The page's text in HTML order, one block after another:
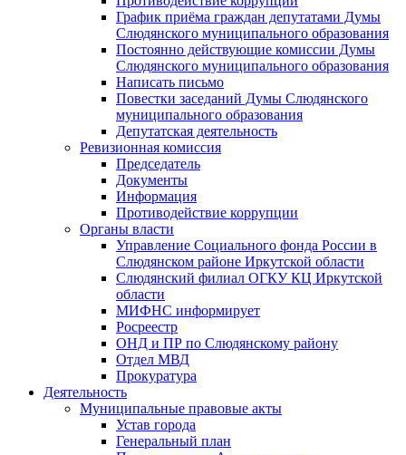
График приёма граждан депутатами Думы
Слюдянского муниципального образования
Постоянно действующие комиссии Думы
Слюдянского муниципального образования
Написать письмо
Повестки заседаний Думы Слюдянского
муниципального образования
Депутатская деятельность
Ревизионная комиссия
Председатель
Документы
Информация
Противодействие коррупции
Органы власти
Управление Социального фонда России в
Слюдянском районе Иркутской области
Слюдянский филиал ОГКУ КЦ Иркутской
области
МИФНС информирует
Росреестр
ОНД и ПР по Слюдянскому району
Отдел МВД
Прокуратура
Деятельность
Муниципальные правовые акты
Устав города
Генеральный план